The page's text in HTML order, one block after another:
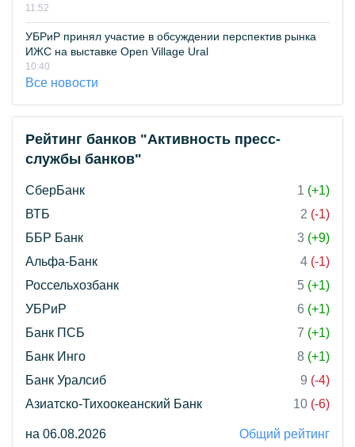
11:52
УБРиР принял участие в обсуждении перспектив рынка
ИЖС на выставке Open Village Ural
10:40
Все новости
Рейтинг банков "Активность пресс-
службы банков"
СберБанк 1 (+1)
ВТБ
2 (-1)
ББР Банк
3 (+9)
Альфа-Банк
4 (-1)
Россельхозбанк
5 (+1)
УБРиР
6 (+1)
Банк ПСБ
7 (+1)
Банк Инго
8 (+1)
Банк Уралсиб
9 (-4)
Азиатско-Тихоокеанский Банк
10 (-6)
на 06.08.2026 Общий рейтинг